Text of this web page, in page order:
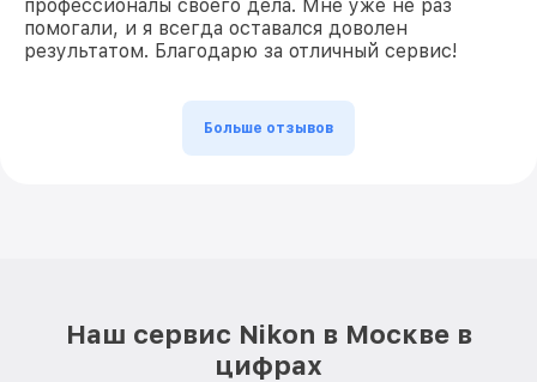
профессионалы своего дела. Мне уже не раз
помогали, и я всегда оставался доволен
результатом. Благодарю за отличный сервис!
Больше отзывов
Наш сервис Nikon в Москве в
цифрах